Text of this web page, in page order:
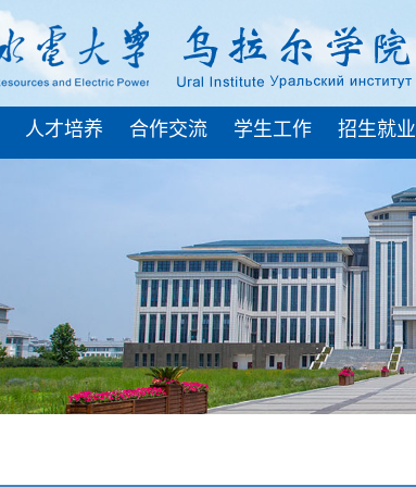
人才培养 合作交流 学生工作 招生就业